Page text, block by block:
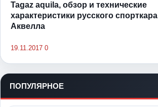
Tagaz aquila, обзор и технические
характеристики русского
Аквелла
19.11.2017 0
ПОПУЛЯРНОЕ